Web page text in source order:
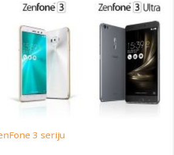
3 seriju